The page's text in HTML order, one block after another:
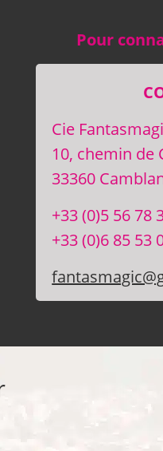
Pour
Cie
10, chemin de
33360
+33 (0)5 56 78
+33 (0)6 85 53